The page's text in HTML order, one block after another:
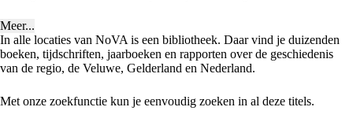
Meer...
In alle locaties van NoVA is een bibliotheek. Daar vind je duizenden
boeken, tijdschriften, jaarboeken en rapporten over de geschiedenis
van de regio, de Veluwe, Gelderland en Nederland.
Met onze zoekfunctie kun je eenvoudig zoeken in al deze titels.